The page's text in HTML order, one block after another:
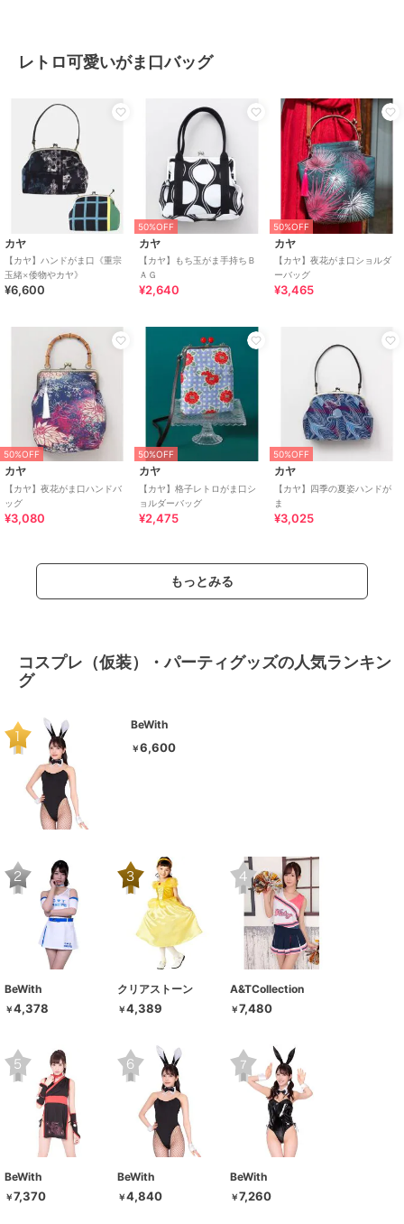
レトロ可愛いがま口バッグ
カヤ
【カヤ】ハンドがま口《重宗
玉緒×倭物やカヤ》
¥6,600
50%OFF
カヤ
【カヤ】もち玉がま手持ちＢ
ＡＧ
¥2,640
50%OFF
カヤ
【カヤ】夜花がま口ショルダ
ーバッグ
¥3,465
50%OFF
カヤ
【カヤ】夜花がま口ハンドバ
ッグ
¥3,080
50%OFF
カヤ
【カヤ】格子レトロがま口シ
ョルダーバッグ
¥2,475
50%OFF
カヤ
【カヤ】四季の夏姿ハンドが
ま
¥3,025
もっとみる
コスプレ（仮装）・パーティグッズの人気ランキン
グ
BeWith
￥6,600
BeWith
￥4,378
クリアストーン
￥4,389
A&TCollection
￥7,480
BeWith
￥7,370
BeWith
￥4,840
BeWith
￥7,260